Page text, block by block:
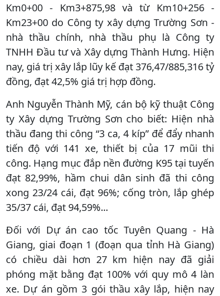
Km0+00 - Km3+875,98 và từ Km10+256 -
Km23+00 do Công ty xây dựng Trường Sơn -
nhà thầu chính, nhà thầu phụ là Công ty
TNHH Đầu tư và Xây dựng Thành Hưng. Hiện
nay, giá trị xây lắp lũy kế đạt 376,47/885,316 tỷ
đồng, đạt 42,5% giá trị hợp đồng.
Anh Nguyễn Thành Mỹ, cán bộ kỹ thuật Công
ty Xây dựng Trường Sơn cho biết: Hiện nhà
thầu đang thi công “3 ca, 4 kíp” để đẩy nhanh
tiến độ với 141 xe, thiết bị của 17 mũi thi
công. Hạng mục đắp nền đường K95 tại tuyến
đạt 82,99%, hầm chui dân sinh đã thi công
xong 23/24 cái, đạt 96%; cống tròn, lắp ghép
35/37 cái, đạt 94,59%...
Đối với Dự án cao tốc Tuyên Quang - Hà
Giang, giai đoạn 1 (đoạn qua tỉnh Hà Giang)
có chiều dài hơn 27 km hiện nay đã giải
phóng mặt bằng đạt 100% với quy mô 4 làn
xe. Dự án gồm 3 gói thầu xây lắp, hiện nay